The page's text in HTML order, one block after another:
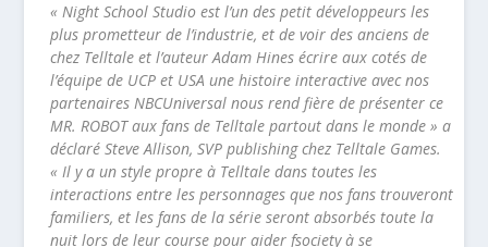
« Night School Studio est l’un des petit développeurs les
plus prometteur de l’industrie, et de voir des anciens de
chez Telltale et l’auteur Adam Hines écrire aux cotés de
l’équipe de UCP et USA une histoire interactive avec nos
partenaires NBCUniversal nous rend fière de présenter ce
MR. ROBOT aux fans de Telltale partout dans le monde » a
déclaré Steve Allison, SVP publishing chez Telltale Games.
« Il y a un style propre à Telltale dans toutes les
interactions entre les personnages que nos fans trouveront
familiers, et les fans de la série seront absorbés toute la
nuit lors de leur course pour aider fsociety à se